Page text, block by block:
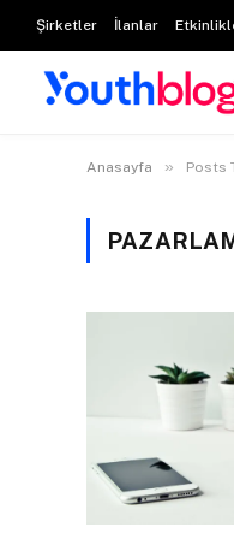
Şirketler İlanlar
Anasayfa » Posts